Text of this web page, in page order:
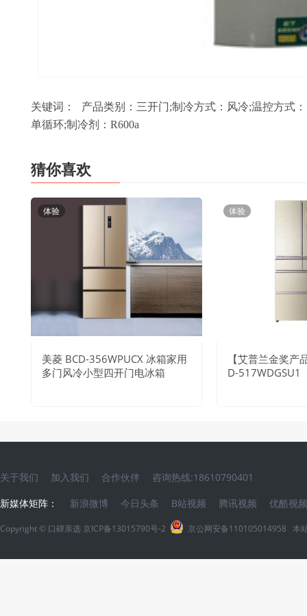
关键词：
产品类别：三开门;制冷方式：风冷;温控方式
单循环;制冷剂：R600a
猜你喜欢
美菱 BCD-356WPUCX 冰箱家用
多门风冷小型四开门电冰箱
体验
【艾普兰金奖产
D-517WDGSU1
体验
关于我们 加入我们 合作伙伴
咨询热线:18610790401
新媒体矩阵：
新浪微博 今日头条 B站视频 腾讯视频 优酷视频
Copyright © 口碑亲选 京ICP备13015790号-2 京公网安备110105014958 本